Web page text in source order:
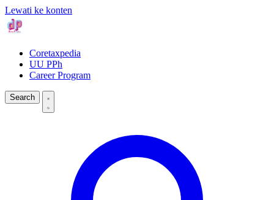
Lewati ke konten
Coretaxpedia
UU PPh
Career Program
Search